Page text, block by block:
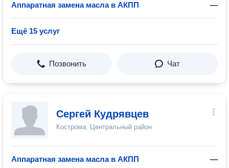
Аппаратная замена масла в АКПП —
Ещё 15 услуг
Позвонить Чат
Сергей Кудрявцев
Кострома, Центральный район
Аппаратная замена масла в АКПП —